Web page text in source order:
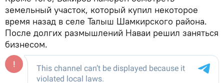
земельный участок, который купил некоторое
время назад в селе Талыш Шамкирского района.
После долгих размышлений Наваи решил заняться
бизнесом.